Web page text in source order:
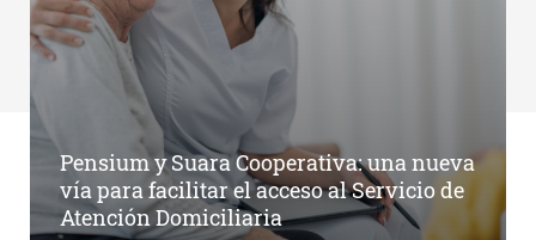
Pensium y Suara Cooperativa: una nueva
vía para facilitar el acceso al Servicio de
Atención Domiciliaria